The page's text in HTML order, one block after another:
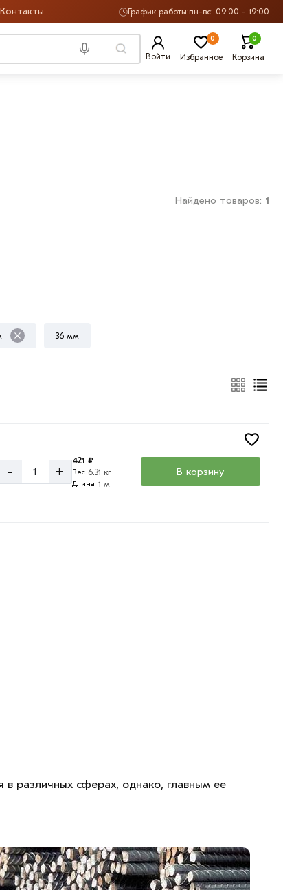
Контакты График работы:пн-вс: 09:00 - 19:00
Войти Избранное
0
Корзина
0
Найдено товаров: 1
36 мм
- +
421 ₽
Вес 6.31 кг
Длина 1 м
В корзину
различных сферах, однако, главным ее